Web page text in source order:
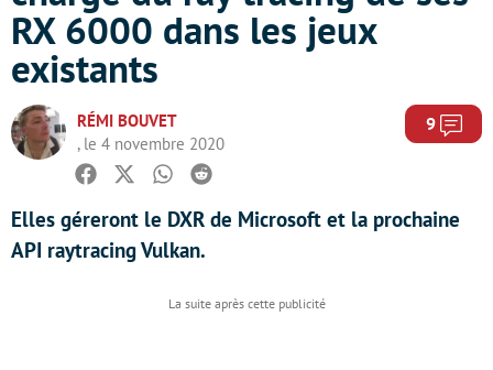
RX 6000 dans les jeux
existants
RÉMI BOUVET
, le 4 novembre 2020
9
Facebook
TwitterWhatsapp
Reddit
Elles géreront le DXR de Microsoft et la prochaine
API raytracing Vulkan.